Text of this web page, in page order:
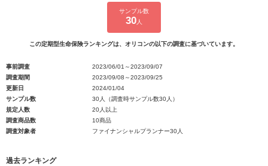
サンプル数
30 人
この定期型生命保険ランキングは、オリコンの以下の調査に基づいています。
事前調査
2023/06/01～2023/09/07
調査期間
2023/09/08～2023/09/25
更新日
2024/01/04
サンプル数
30人（調査時サンプル数30人）
規定人数
20人以上
調査商品数
10商品
調査対象者
ファイナンシャルプランナー30人
過去ランキング